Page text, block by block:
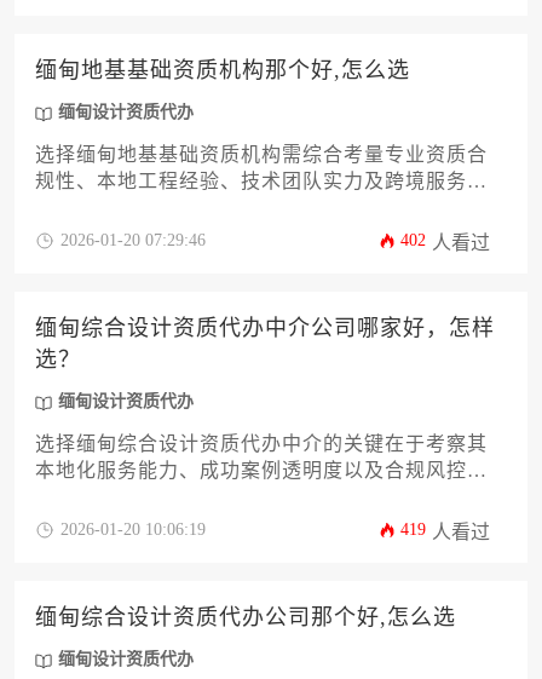
缅甸地基基础资质机构那个好,怎么选
缅甸设计资质代办
选择缅甸地基基础资质机构需综合考量专业资质合
规性、本地工程经验、技术团队实力及跨境服务能
质服务机构。
2026-01-20 07:29:46 402 人看过
缅甸综合设计资质代办中介公司哪家好，怎样
选？
缅甸设计资质代办
选择缅甸综合设计资质代办中介的关键在于考察其
本地化服务能力、成功案例透明度以及合规风控体
信保障的合作伙伴。
2026-01-20 10:06:19 419 人看过
缅甸综合设计资质代办公司那个好,怎么选
缅甸设计资质代办